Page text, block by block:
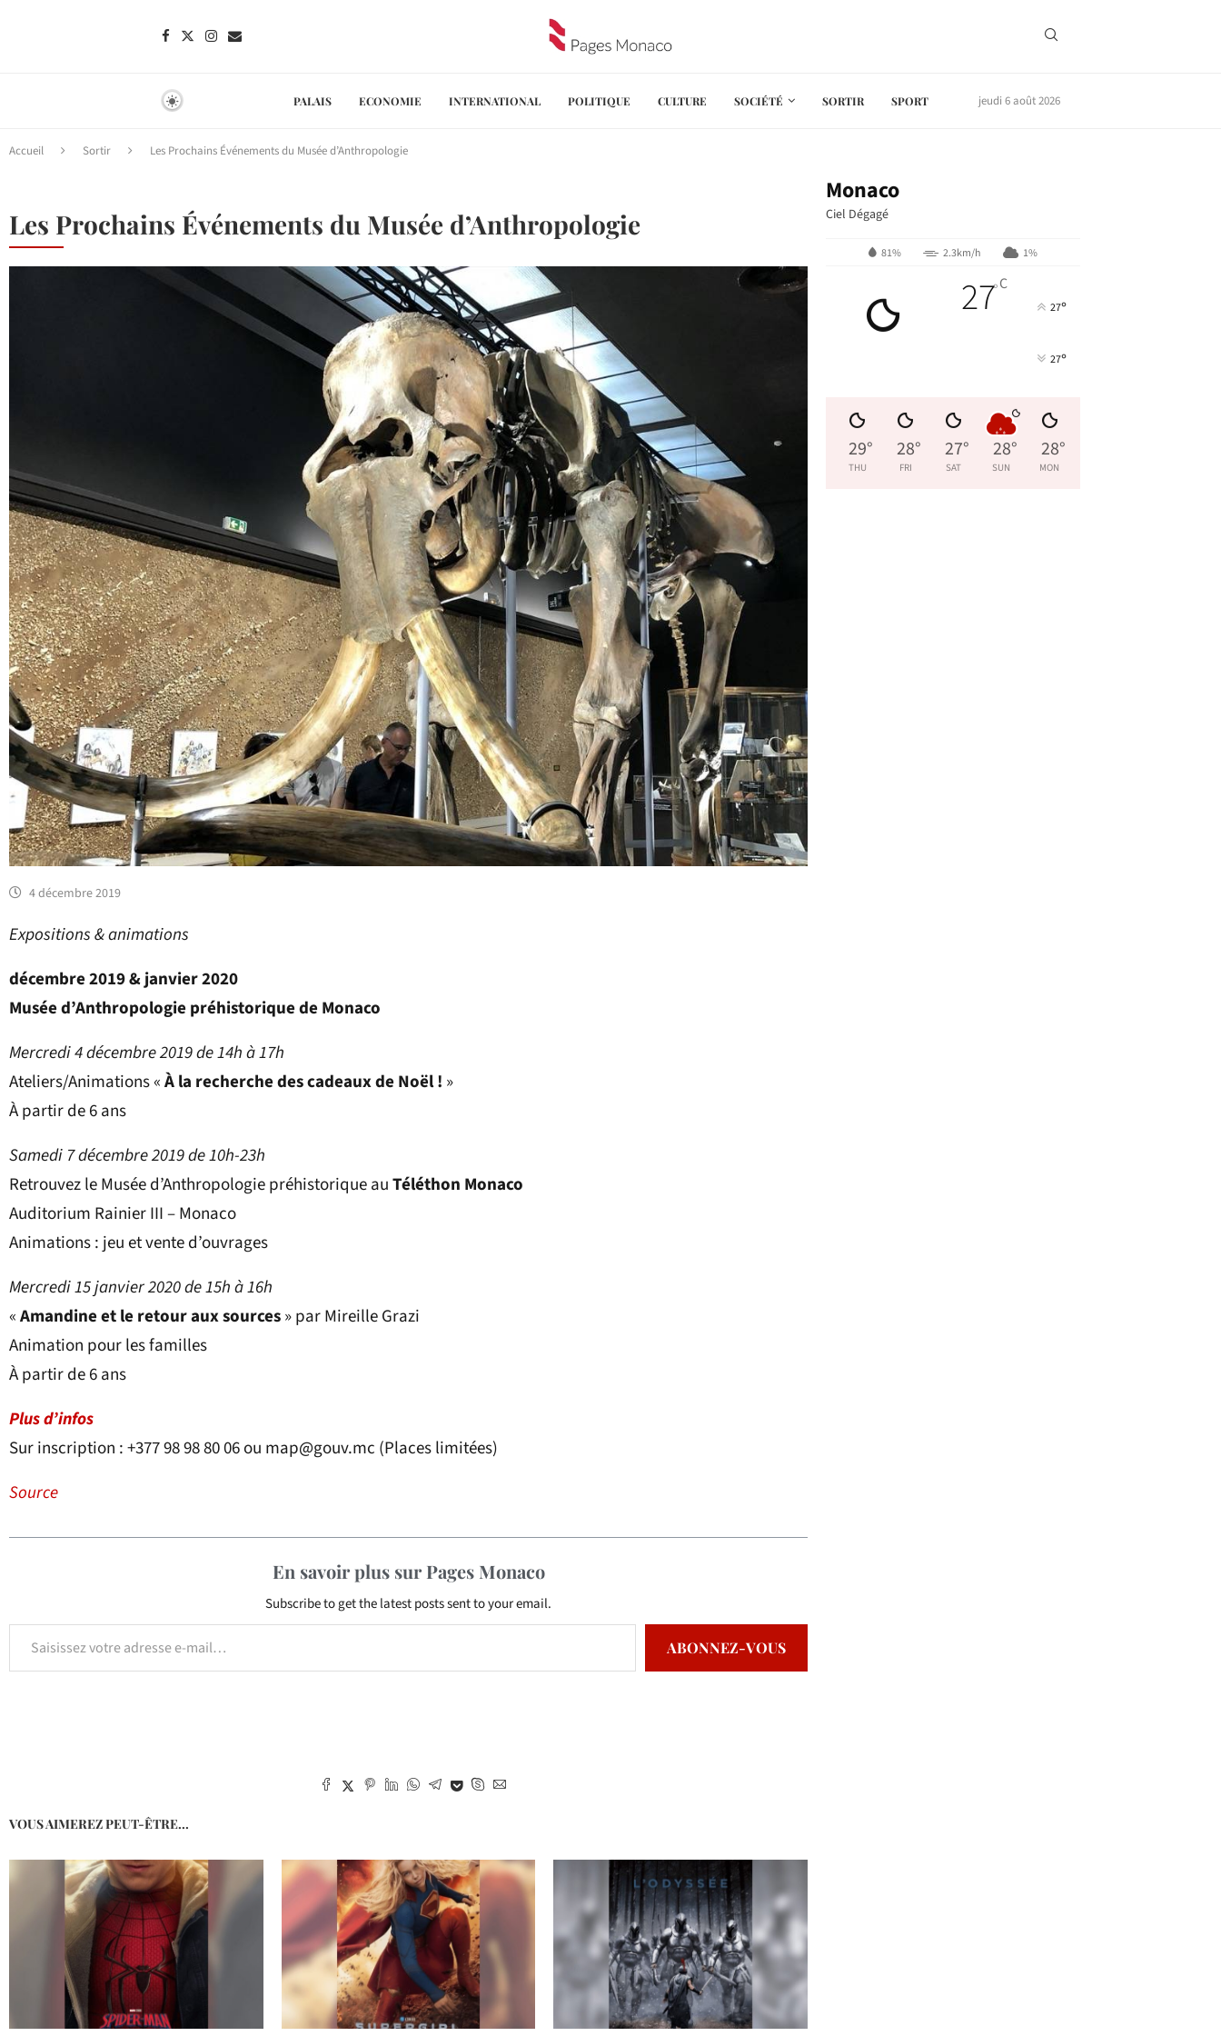
PALAIS ECONOMIE INTERNATIONAL POLITIQUE CULTURE SOCIÉTÉ SORTIR SPORT jeudi 6 août 2026
Accueil Sortir Les Prochains Événements du Musée d’Anthropologie
Les Prochains Événements du Musée d’Anthropologie
4 décembre 2019
Expositions & animations
décembre 2019 & janvier 2020
Musée d’Anthropologie préhistorique de Monaco
Mercredi 4 décembre 2019 de 14h à 17h
Ateliers/Animations «À la recherche des cadeaux de Noël ! »
À partir de 6 ans
Samedi 7 décembre 2019 de 10h-23h
Retrouvez le Musée d’Anthropologie préhistorique auTéléthon Monaco
Auditorium Rainier III – Monaco
Animations : jeu et vente d’ouvrages
Mercredi 15 janvier 2020 de 15h à 16h
«Amandine et le retour aux sources» par Mireille Grazi
Animation pour les familles
À partir de 6 ans
Plus d’infos
Sur inscription : +377 98 98 80 06 ou map@gouv.mc (Places limitées)
Source
En savoir plus sur Pages Monaco
Subscribe to get the latest posts sent to your email.
ABONNEZ-VOUS
VOUS AIMEREZ PEUT-ÊTRE...
Monaco
Ciel Dégagé
81% 2.3km/h 1%
27°C
27°
27°
29°
THU
28°
FRI
27°
SAT
28°
SUN
28°
MON